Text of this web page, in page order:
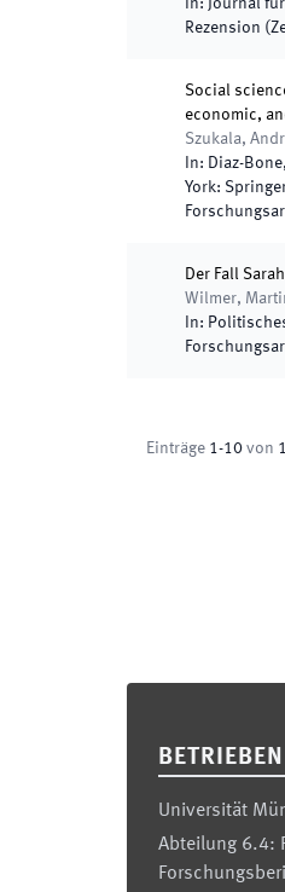
In: Journal
Rezension
Social
economic,
Szukala,
In: Diaz-
York:
Der Fall
Wilmer,
In:
Einträge 1-10 von
Universität
Abteilung 6.4: